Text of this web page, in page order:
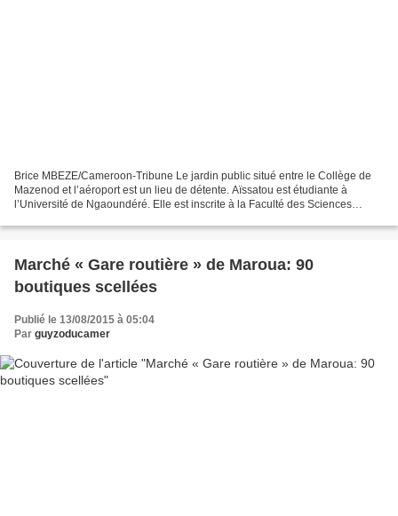
Brice MBEZE/Cameroon-Tribune Le jardin public situé entre le Collège de
Mazenod et l’aéroport est un lieu de détente. Aïssatou est étudiante à
l’Université de Ngaoundéré. Elle est inscrite à la Faculté des Sciences
Marché « Gare routière » de Maroua: 90
boutiques scellées
Publié le 13/08/2015 à 05:04
Par guyzoducamer